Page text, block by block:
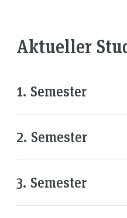
Aktueller
1. Semester
2. Semester
3. Semester